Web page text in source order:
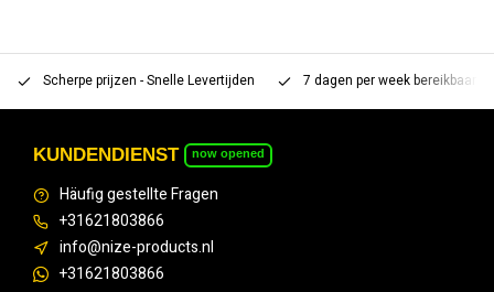
Scherpe prijzen - Snelle Levertijden 7 dagen per week bereikbaar
KUNDENDIENST now opened
Häufig gestellte Fragen
+31621803866
info@nize-products.nl
+31621803866